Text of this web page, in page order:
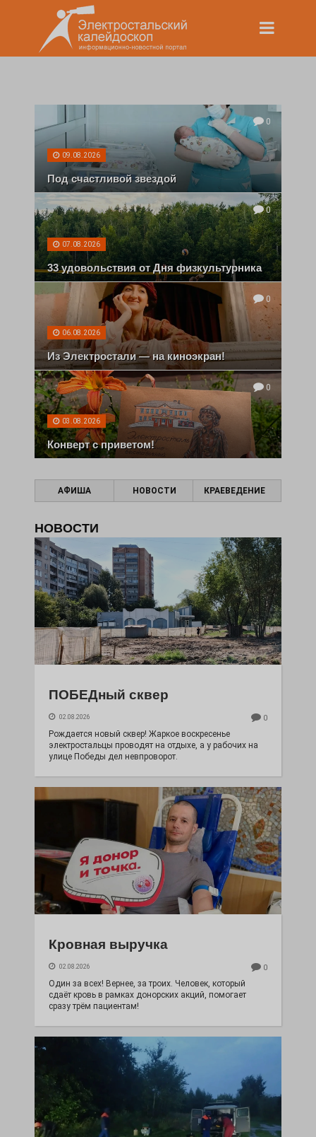
0
09.08.2026
Под счастливой звездой
0
07.08.2026
33 удовольствия от Дня физкультурника
0
06.08.2026
Из Электростали — на киноэкран!
0
03.08.2026
Конверт с приветом!
АФИША НОВОСТИ КРАЕВЕДЕНИЕ
НОВОСТИ
ПОБЕДный сквер
02.08.2026 0
Рождается новый сквер! Жаркое воскресенье
электростальцы проводят на отдыхе, а у рабочих на
улице Победы дел невпроворот.
Кровная выручка
02.08.2026 0
Один за всех! Вернее, за троих. Человек, который
сдаёт кровь в рамках донорских акций, помогает
сразу трём пациентам!